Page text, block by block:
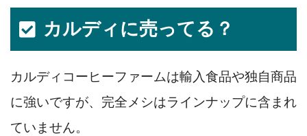
カルディに売ってる？
カルディコーヒーファームは輸入食品や独自商品
に強いですが、完全メシはラインナップに含まれ
ていません。